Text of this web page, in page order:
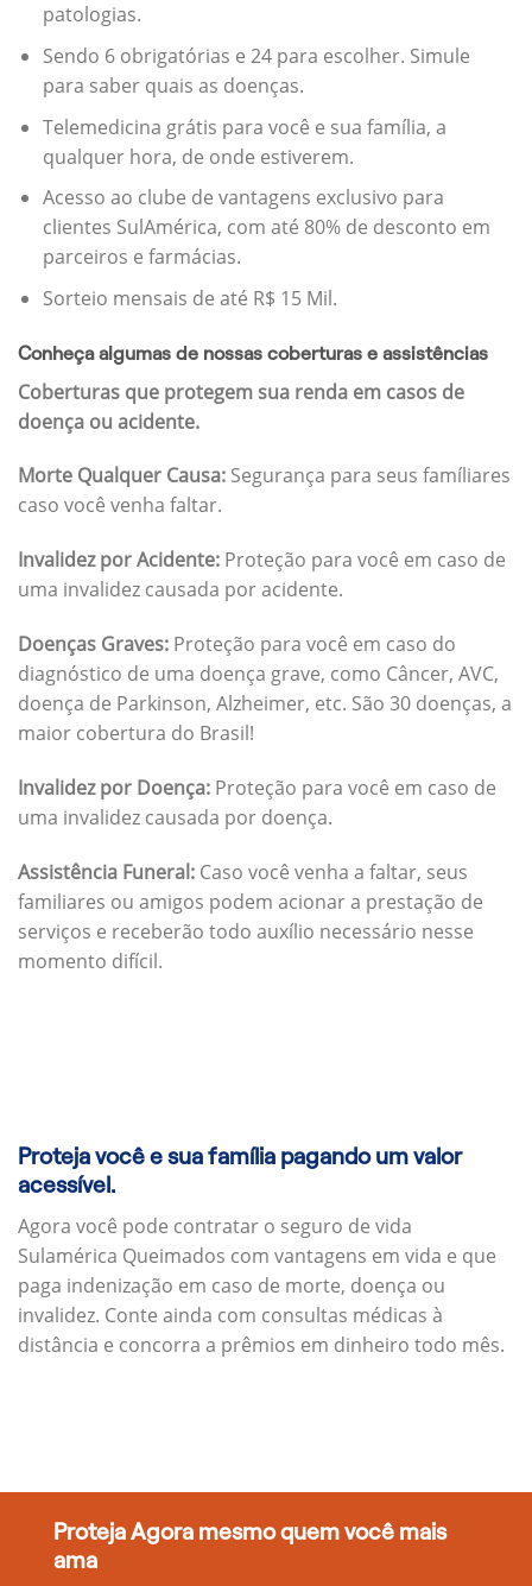
patologias.
Sendo 6 obrigatórias e 24 para escolher. Simule
para saber quais as doenças.
Telemedicina grátis para você e sua família, a
qualquer hora, de onde estiverem.
Acesso ao clube de vantagens exclusivo para
clientes SulAmérica, com até 80% de desconto em
parceiros e farmácias.
Sorteio mensais de até R$ 15 Mil.
Conheça algumas de nossas coberturas e assistências
Coberturas que protegem sua renda em casos de
doença ou acidente.
Morte Qualquer Causa: Segurança para seus famíliares
caso você venha faltar.
Invalidez por Acidente: Proteção para você em caso de
uma invalidez causada por acidente.
Doenças Graves: Proteção para você em caso do
diagnóstico de uma doença grave, como Câncer, AVC,
doença de Parkinson, Alzheimer, etc. São 30 doenças, a
maior cobertura do Brasil!
Invalidez por Doença: Proteção para você em caso de
uma invalidez causada por doença.
Assistência Funeral: Caso você venha a faltar, seus
familiares ou amigos podem acionar a prestação de
serviços e receberão todo auxílio necessário nesse
momento difícil.
Proteja você e sua família pagando um valor
acessível.
Agora você pode contratar o seguro de vida
Sulamérica Queimados com vantagens em vida e que
paga indenização em caso de morte, doença ou
invalidez. Conte ainda com consultas médicas à
distância e concorra a prêmios em dinheiro todo mês.
Proteja Agora mesmo quem você mais
ama